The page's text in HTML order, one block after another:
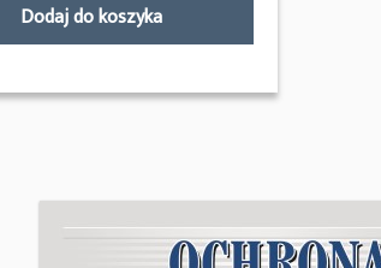
Dodaj do koszyka